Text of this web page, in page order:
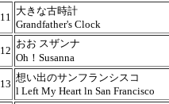
11
大きな古時計
Grandfather's Clock
12
おお スザンナ
Oh！Susanna
13
想い出のサンフランシスコ
l Left My Heart ln San Francisco